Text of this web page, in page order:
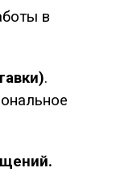
в
.